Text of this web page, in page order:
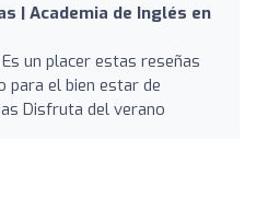
| Academia de Inglés en
un placer estas reseñas
para el bien estar de
Disfruta del verano